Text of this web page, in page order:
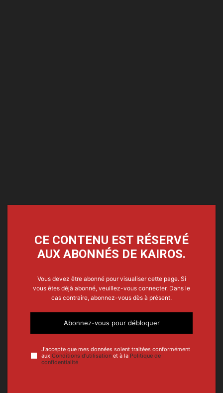
CE CONTENU EST RÉSERVÉ
AUX ABONNÉS DE KAIROS.
Vous devez être abonné pour visualiser cette page. Si
vous êtes déjà abonné, veuillez-vous connecter. Dans le
cas contraire, abonnez-vous dès à présent.
Abonnez-vous pour débloquer
J'accepte que mes données soient traitées conformément
aux Conditions d'utilisation et à la Politique de
confidentialité